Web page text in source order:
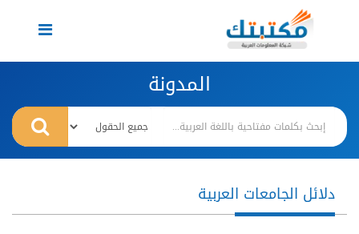
Toggle
navigation
المدونة
دلائل الجامعات العربية